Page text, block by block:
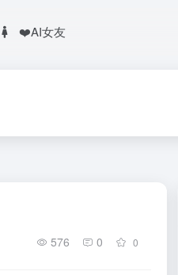
❤️AI女友
576 0 0